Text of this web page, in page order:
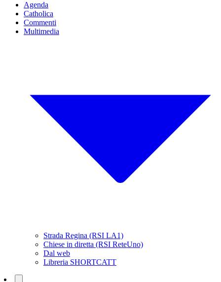
Agenda
Catholica
Commenti
Multimedia
Strada Regina (RSI LA1)
Chiese in diretta (RSI ReteUno)
Dal web
Libreria SHORTCATT